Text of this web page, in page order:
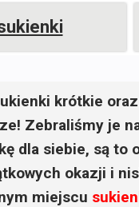
krótkie
Zebraliśmy je
dla siebie, są
okazji i
miejscu